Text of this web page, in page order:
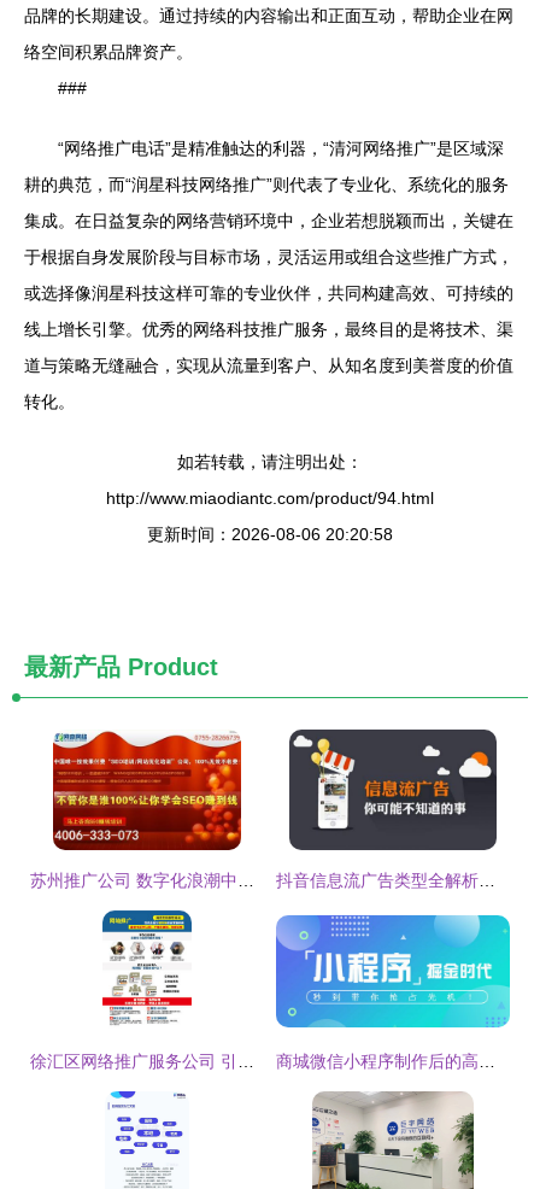
品牌的长期建设。通过持续的内容输出和正面互动，帮助企业在网
络空间积累品牌资产。
###
“网络推广电话”是精准触达的利器，“清河网络推广”是区域深
耕的典范，而“润星科技网络推广”则代表了专业化、系统化的服务
集成。在日益复杂的网络营销环境中，企业若想脱颖而出，关键在
于根据自身发展阶段与目标市场，灵活运用或组合这些推广方式，
或选择像润星科技这样可靠的专业伙伴，共同构建高效、可持续的
线上增长引擎。优秀的网络科技推广服务，最终目的是将技术、渠
道与策略无缝融合，实现从流量到客户、从知名度到美誉度的价值
转化。
如若转载，请注明出处：
http://www.miaodiantc.com/product/94.html
更新时间：2026-08-06 20:20:58
最新产品 Product